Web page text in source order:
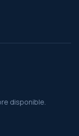
disponible.